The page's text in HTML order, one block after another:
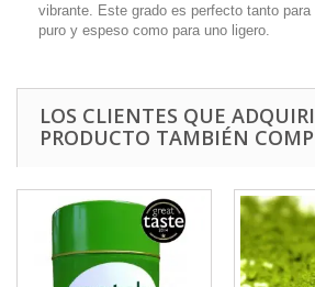
vibrante. Este grado es perfecto tanto para
puro y espeso como para uno ligero.
LOS CLIENTES QUE
PRODUCTO TAMBIÉN